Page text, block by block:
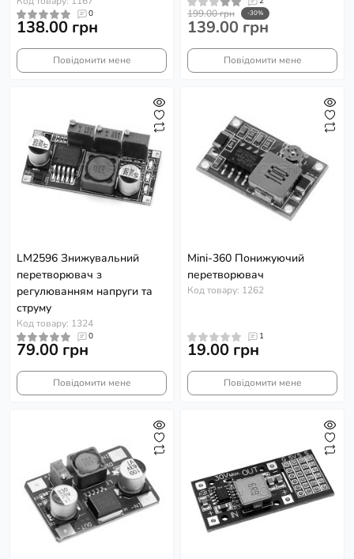
0
138.00 грн
Повідомити мене
199.00 грн -30%
139.00 грн
Повідомити мене
LM2596 Знижувальний
перетворювач з
регулюванням напруги та
струму
Код товару: 1324
0
79.00 грн
Повідомити мене
Mini-360 Понижуючий
перетворювач
Код товару: 1262
1
19.00 грн
Повідомити мене